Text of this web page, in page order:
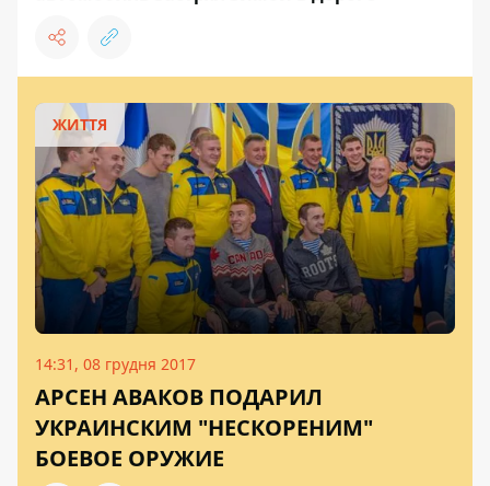
ЖИТТЯ
14:31, 08 грудня 2017
АРСЕН АВАКОВ ПОДАРИЛ
УКРАИНСКИМ "НЕСКОРЕНИМ"
БОЕВОЕ ОРУЖИЕ